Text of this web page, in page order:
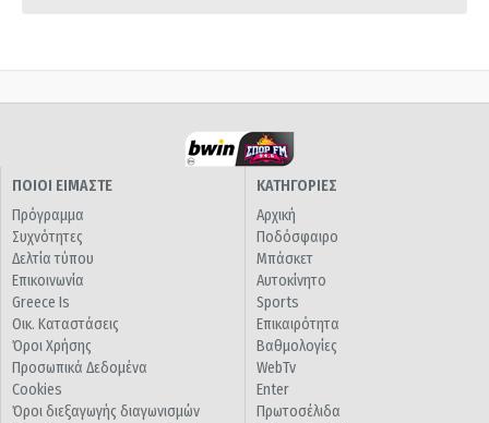
ΠΟΙΟΙ ΕΙΜΑΣΤΕ
Πρόγραμμα
Συχνότητες
Δελτία τύπου
Επικοινωνία
Greece Is
Οικ. Καταστάσεις
Όροι Χρήσης
Προσωπικά Δεδομένα
Cookies
Όροι διεξαγωγής διαγωνισμών
ΚΑΤΗΓΟΡΙΕΣ
Αρχική
Ποδόσφαιρο
Μπάσκετ
Αυτοκίνητο
Sports
Επικαιρότητα
Βαθμολογίες
WebTv
Enter
Πρωτοσέλιδα